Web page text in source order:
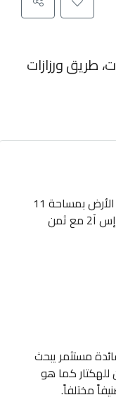
وكالة عقارات بلا حدود تعرض للبيع هذه الأرض بمساحة 11
هكتاراً على طريق ورزازات. مصنفة ضمن إس آ2 مع ثمن
مشروع مطابق لإطار إس آ2 لفائدة مستثمر يبحث
للهكتار كما هو
مختلفاً.